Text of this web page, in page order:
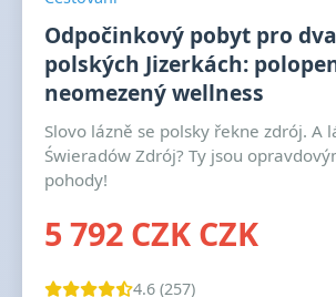
Odpočinkový pobyt pro
polských Jizerkách:
neomezený wellness
Slovo lázně se polsky řekne zdrój. A
Świeradów Zdrój? Ty jsou
pohody!
5 792 CZK CZK
4.6 (257)